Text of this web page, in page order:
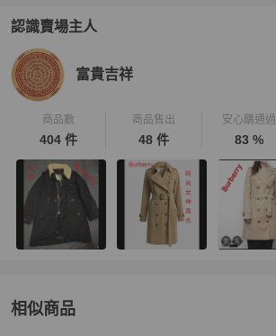
認識賣場主人
PopChill 拍拍圈嚴選賣家
富貴吉祥
商品數
404 件
商品售出
48 件
安心購通過
83 %
相似商品